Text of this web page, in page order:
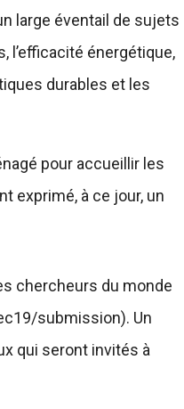
large éventail de sujets
l’efficacité énergétique,
durables et les
pour accueillir les
exprimé, à ce jour, un
chercheurs du monde
submission). Un
qui seront invités à